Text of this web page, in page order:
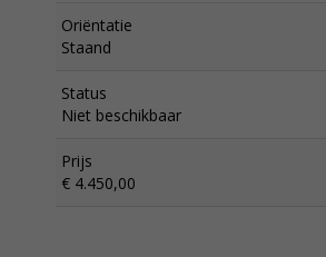
Oriëntatie
Staand
Status
Niet beschikbaar
Prijs
€ 4.450,00